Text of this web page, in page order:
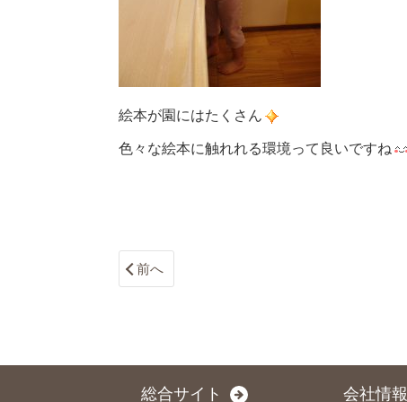
絵本が園にはたくさん
色々な絵本に触れれる環境って良いですね
前へ
総合サイト 会社情報